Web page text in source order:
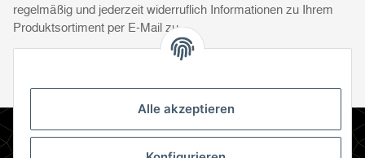
Alle akzeptieren
regelmäßig und jederzeit widerruflich Informationen zu Ihrem
Produktsortiment per E-Mail zu.
Newsletter Abonnieren
Informationen